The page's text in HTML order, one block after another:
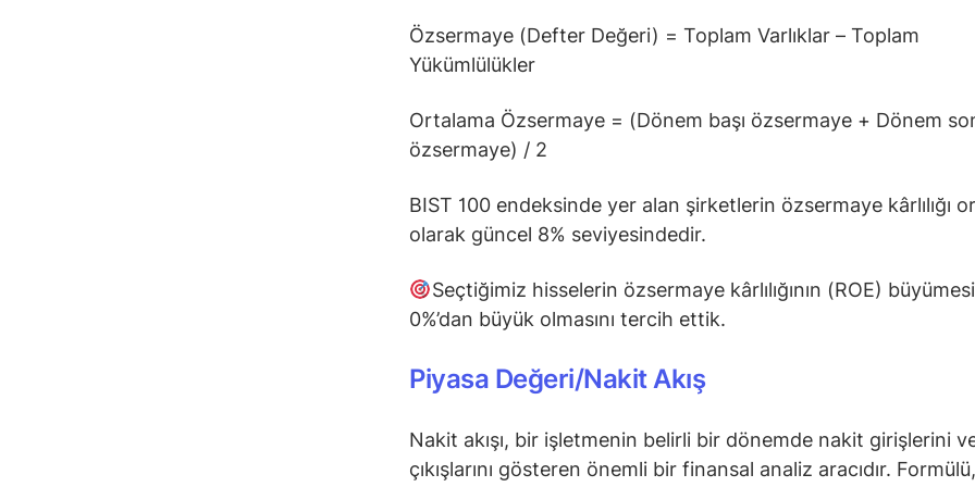
Özsermaye (Defter Değeri) = Toplam Varlıklar – Toplam
Yükümlülükler
Ortalama Özsermaye = (Dönem başı özsermaye + Dönem
özsermaye) / 2
BIST 100 endeksinde yer alan şirketlerin özsermaye kârlılığı
olarak güncel 8% seviyesindedir.
Seçtiğimiz hisselerin özsermaye kârlılığının (ROE)
0%’dan büyük olmasını tercih ettik.
Piyasa Değeri/Nakit Akış
Nakit akışı, bir işletmenin belirli bir dönemde nakit girişlerini
çıkışlarını gösteren önemli bir finansal analiz aracıdır. Formülü,